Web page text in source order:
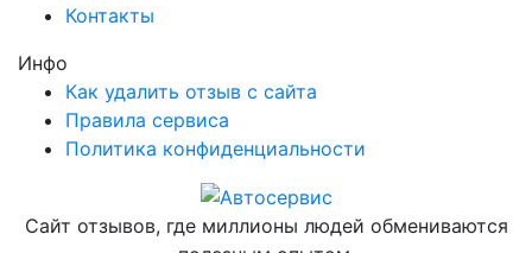
Контакты
Инфо
Как удалить отзыв с сайта
Правила сервиса
Политика конфиденциальности
Сайт отзывов, где миллионы людей обмениваются